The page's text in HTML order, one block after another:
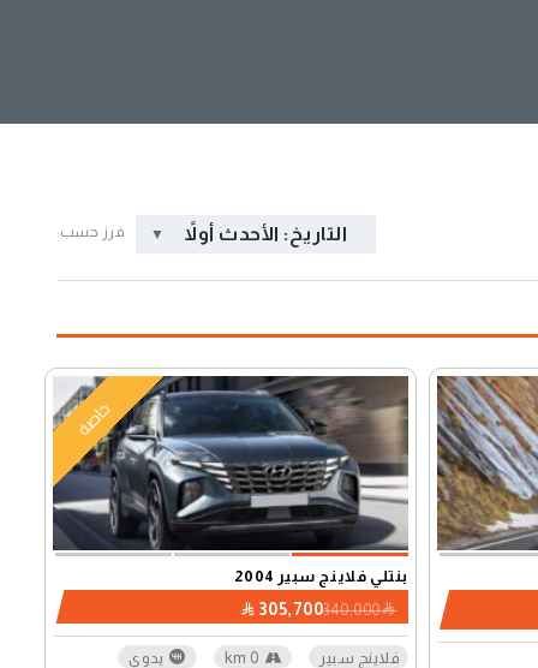
فرز حسب: التاريخ: الأحدث أولاً
خاصة
340,000
305,700
بنتلي فلاينج سبير 2004
فلاينج سبير 0 km يدوي